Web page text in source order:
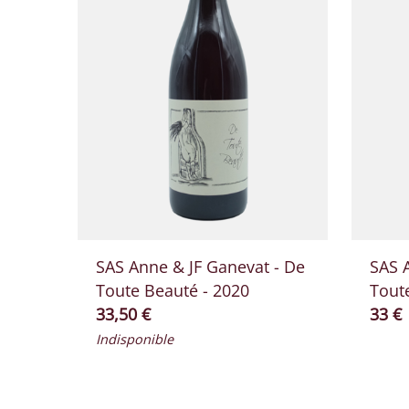
SAS Anne & JF Ganevat - De
Toute Beauté - 2020
Prix ​​actuel
33,50 €
Indisponible
SAS
Prix
33 €